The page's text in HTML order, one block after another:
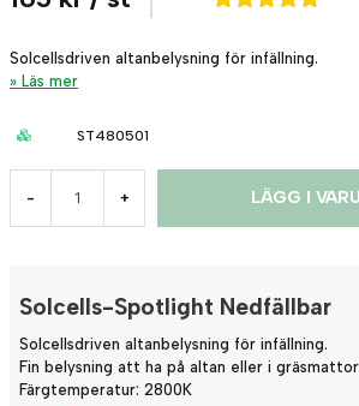
Solcellsdriven altanbelysning för infällning.
Läs mer
ST480501
- + LÄGG I
Solcells-Spotlight Nedfällbar
Solcellsdriven altanbelysning för infällning.
Fin belysning att ha på altan eller i
Färgtemperatur: 2800K